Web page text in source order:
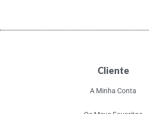
Cliente
A Minha Conta